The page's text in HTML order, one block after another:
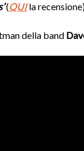
(QUIla
della band